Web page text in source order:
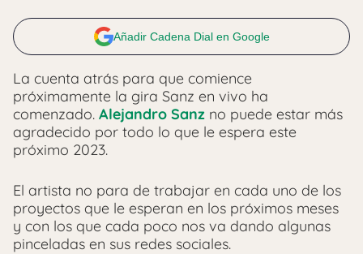
Añadir Cadena Dial en Google
La cuenta atrás para que comience
próximamente la gira Sanz en vivo ha
comenzado. Alejandro Sanz no puede estar más
agradecido por todo lo que le espera este
próximo 2023.
El artista no para de trabajar en cada uno de los
proyectos que le esperan en los próximos meses
y con los que cada poco nos va dando algunas
pinceladas en sus redes sociales.